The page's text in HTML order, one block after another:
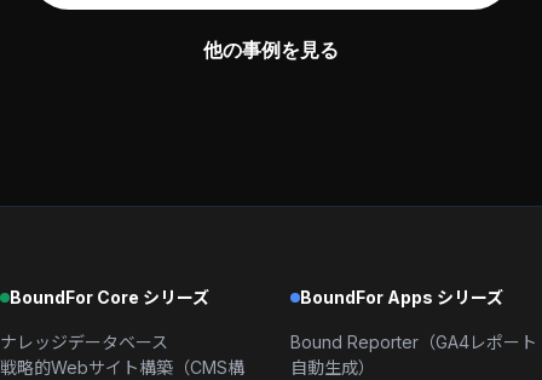
他の事例を見る
BoundFor Core シリーズ
ナレッジデータベース
戦略的Webサイト構築（CMS構
BoundFor Apps シリーズ
Bound Reporter（GA4レポート
自動生成）